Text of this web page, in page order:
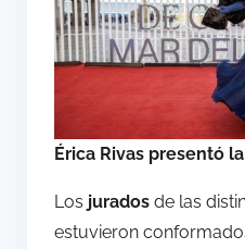
Érica Rivas presentó
Los jurados de las
estuvieron